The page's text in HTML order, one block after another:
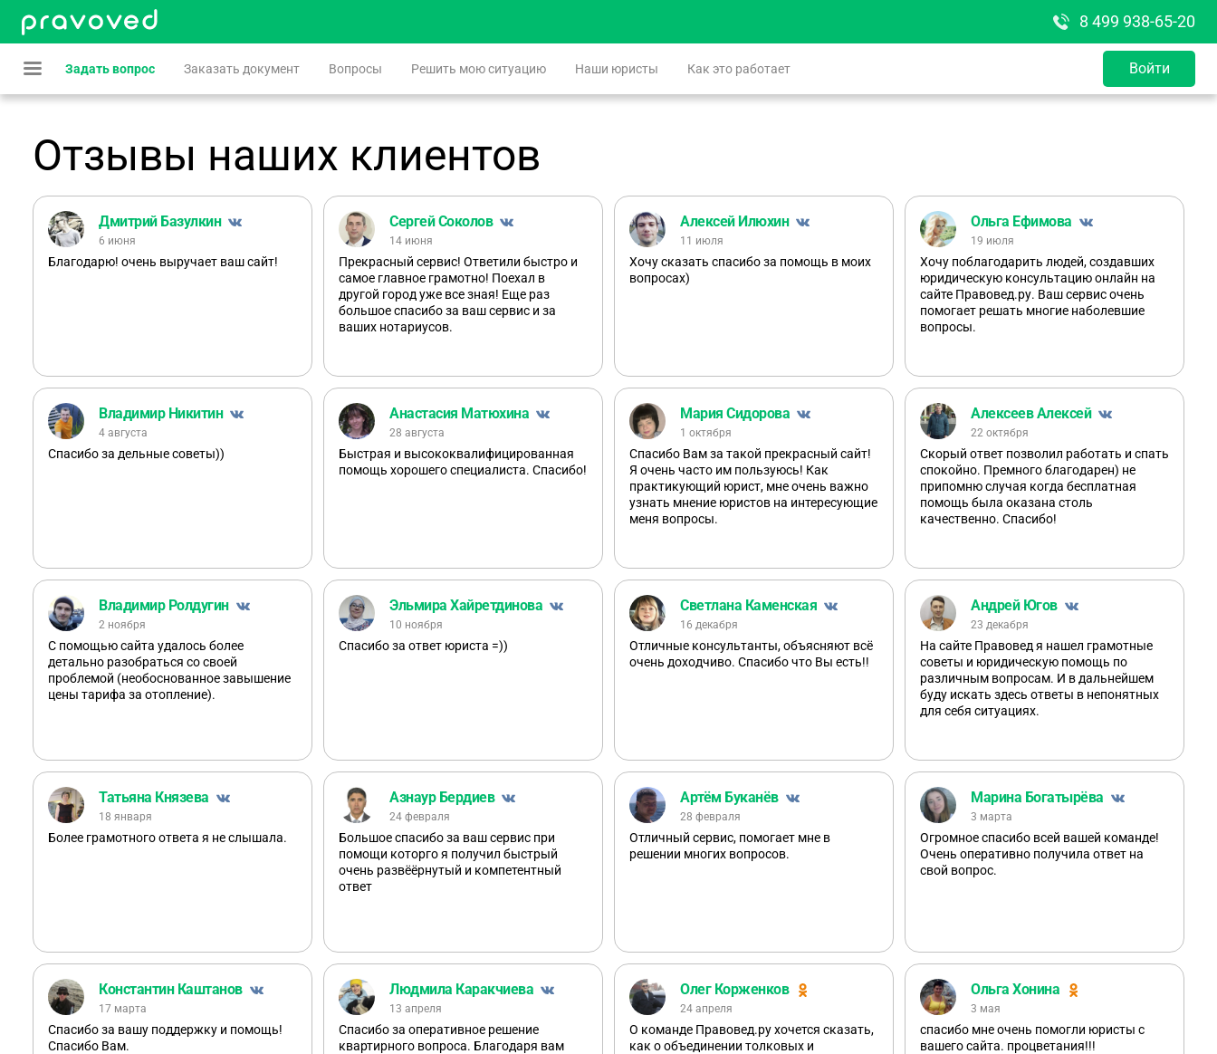
8 499 938-65-20
Задать вопрос Заказать документ Вопросы Решить мою ситуацию Наши юристы Как это работает Войти
Отзывы наших клиентов
Дмитрий Базулкин
6 июня
Благодарю! очень выручает ваш сайт!
Сергей Соколов
14 июня
Прекрасный сервис! Ответили быстро и
самое главное грамотно! Поехал в
другой город уже все зная! Еще раз
большое спасибо за ваш сервис и за
ваших нотариусов.
Алексей Илюхин
11 июля
Хочу сказать спасибо за помощь в моих
вопросах)
Ольга Ефимова
19 июля
Хочу поблагодарить людей, создавших
юридическую консультацию онлайн на
сайте Правовед.ру. Ваш сервис очень
помогает решать многие наболевшие
вопросы.
Владимир Никитин
4 августа
Спасибо за дельные советы))
Анастасия Матюхина
28 августа
Быстрая и высококвалифицированная
помощь хорошего специалиста. Спасибо!
Мария Сидорова
1 октября
Спасибо Вам за такой прекрасный сайт!
Я очень часто им пользуюсь! Как
практикующий юрист, мне очень важно
узнать мнение юристов на интересующие
меня вопросы.
Алексеев Алексей
22 октября
Скорый ответ позволил работать и спать
спокойно. Премного благодарен) не
припомню случая когда бесплатная
помощь была оказана столь
качественно. Спасибо!
Владимир Ролдугин
2 ноября
С помощью сайта удалось более
детально разобраться со своей
проблемой (необоснованное завышение
цены тарифа за отопление).
Эльмира Хайретдинова
10 ноября
Спасибо за ответ юриста =))
Светлана Каменская
16 декабря
Отличные консультанты, объясняют всё
очень доходчиво. Спасибо что Вы есть!!
Андрей Югов
23 декабря
На сайте Правовед я нашел грамотные
советы и юридическую помощь по
различным вопросам. И в дальнейшем
буду искать здесь ответы в непонятных
для себя ситуациях.
Татьяна Князева
18 января
Более грамотного ответа я не слышала.
Азнаур Бердиев
24 февраля
Большое спасибо за ваш сервис при
помощи которго я получил быстрый
очень развёёрнутый и компетентный
ответ
Артём Буканёв
28 февраля
Отличный сервис, помогает мне в
решении многих вопросов.
Марина Богатырёва
3 марта
Огромное спасибо всей вашей команде!
Очень оперативно получила ответ на
свой вопрос.
Константин Каштанов
17 марта
Спасибо за вашу поддержку и помощь!
Спасибо Вам.
Людмила Каракчиева
13 апреля
Спасибо за оперативное решение
квартирного вопроса. Благодаря вам
Олег Корженков
24 апреля
О команде Правовед.ру хочется сказать,
как о объединении толковых и
Ольга Хонина
3 мая
спасибо мне очень помогли юристы с
вашего сайта. процветания!!!